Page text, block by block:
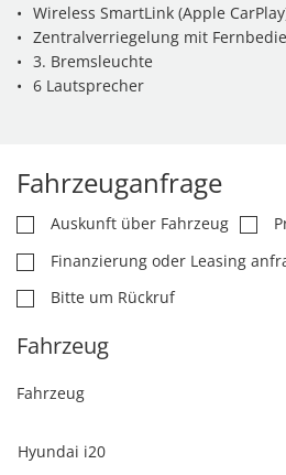
Wireless SmartLink (Apple
Zentralverriegelung mit
3. Bremsleuchte
6 Lautsprecher
Fahrzeuganfrage
Auskunft über Fahrzeug
Finanzierung oder Leasing
Bitte um Rückruf
Fahrzeug
Fahrzeug